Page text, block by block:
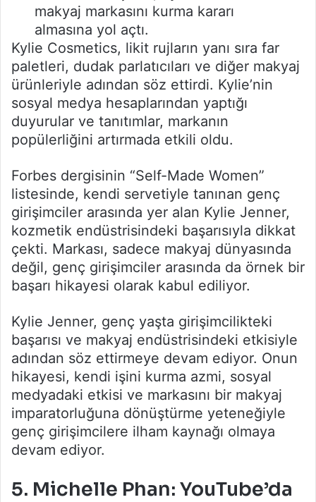
makyaj markasını kurma kararı
almasına yol açtı.
Kylie Cosmetics, likit rujların yanı sıra far
paletleri, dudak parlatıcıları ve diğer makyaj
ürünleriyle adından söz ettirdi. Kylie’nin
sosyal medya hesaplarından yaptığı
duyurular ve tanıtımlar, markanın
popülerliğini artırmada etkili oldu.
Forbes dergisinin “Self-Made Women”
listesinde, kendi servetiyle tanınan genç
girişimciler arasında yer alan Kylie Jenner,
kozmetik endüstrisindeki başarısıyla dikkat
çekti. Markası, sadece makyaj dünyasında
değil, genç girişimciler arasında da örnek bir
başarı hikayesi olarak kabul ediliyor.
Kylie Jenner, genç yaşta girişimcilikteki
başarısı ve makyaj endüstrisindeki etkisiyle
adından söz ettirmeye devam ediyor. Onun
hikayesi, kendi işini kurma azmi, sosyal
medyadaki etkisi ve markasını bir makyaj
imparatorluğuna dönüştürme yeteneğiyle
genç girişimcilere ilham kaynağı olmaya
devam ediyor.
5. Michelle Phan: YouTube’da